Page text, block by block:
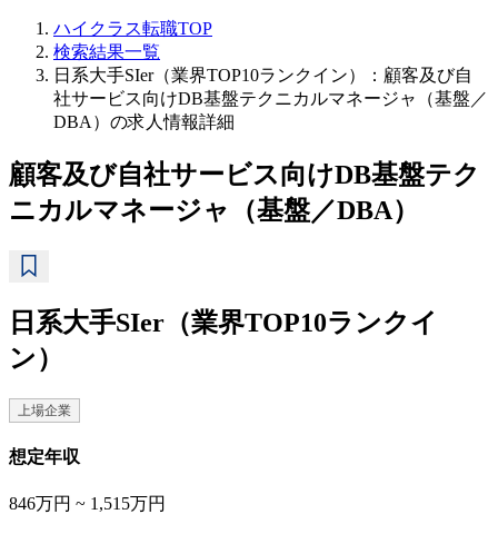
ハイクラス転職TOP
検索結果一覧
日系大手SIer（業界TOP10ランクイン）：顧客及び自
社サービス向けDB基盤テクニカルマネージャ（基盤／
DBA）の求人情報詳細
顧客及び自社サービス向けDB基盤テク
ニカルマネージャ（基盤／DBA）
日系大手SIer（業界TOP10ランクイ
ン）
上場企業
想定年収
846万円 ~ 1,515万円